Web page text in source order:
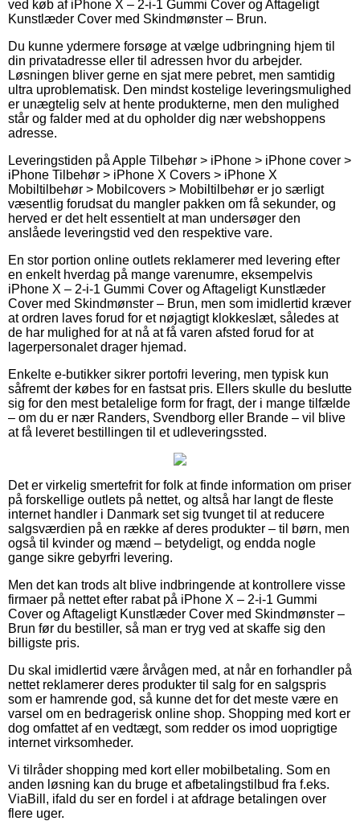
ved køb af iPhone X – 2-i-1 Gummi Cover og Aftageligt
Kunstlæder Cover med Skindmønster – Brun.
Du kunne ydermere forsøge at vælge udbringning hjem til
din privatadresse eller til adressen hvor du arbejder.
Løsningen bliver gerne en sjat mere pebret, men samtidig
ultra uproblematisk. Den mindst kostelige leveringsmulighed
er unægtelig selv at hente produkterne, men den mulighed
står og falder med at du opholder dig nær webshoppens
adresse.
Leveringstiden på Apple Tilbehør > iPhone > iPhone cover >
iPhone Tilbehør > iPhone X Covers > iPhone X
Mobiltilbehør > Mobilcovers > Mobiltilbehør er jo særligt
væsentlig forudsat du mangler pakken om få sekunder, og
herved er det helt essentielt at man undersøger den
anslåede leveringstid ved den respektive vare.
En stor portion online outlets reklamerer med levering efter
en enkelt hverdag på mange varenumre, eksempelvis
iPhone X – 2-i-1 Gummi Cover og Aftageligt Kunstlæder
Cover med Skindmønster – Brun, men som imidlertid kræver
at ordren laves forud for et nøjagtigt klokkeslæt, således at
de har mulighed for at nå at få varen afsted forud for at
lagerpersonalet drager hjemad.
Enkelte e-butikker sikrer portofri levering, men typisk kun
såfremt der købes for en fastsat pris. Ellers skulle du beslutte
sig for den mest betalelige form for fragt, der i mange tilfælde
– om du er nær Randers, Svendborg eller Brande – vil blive
at få leveret bestillingen til et udleveringssted.
Det er virkelig smertefrit for folk at finde information om priser
på forskellige outlets på nettet, og altså har langt de fleste
internet handler i Danmark set sig tvunget til at reducere
salgsværdien på en række af deres produkter – til børn, men
også til kvinder og mænd – betydeligt, og endda nogle
gange sikre gebyrfri levering.
Men det kan trods alt blive indbringende at kontrollere visse
firmaer på nettet efter rabat på iPhone X – 2-i-1 Gummi
Cover og Aftageligt Kunstlæder Cover med Skindmønster –
Brun før du bestiller, så man er tryg ved at skaffe sig den
billigste pris.
Du skal imidlertid være årvågen med, at når en forhandler på
nettet reklamerer deres produkter til salg for en salgspris
som er hamrende god, så kunne det for det meste være en
varsel om en bedragerisk online shop. Shopping med kort er
dog omfattet af en vedtægt, som redder os imod uoprigtige
internet virksomheder.
Vi tilråder shopping med kort eller mobilbetaling. Som en
anden løsning kan du bruge et afbetalingstilbud fra f.eks.
ViaBill, ifald du ser en fordel i at afdrage betalingen over
flere uger.